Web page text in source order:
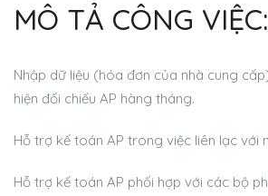
MÔ TẢ CÔNG VIỆC:
Nhập dữ liệu (hóa đơn của nhà cung
hiện đối chiếu AP hàng tháng.
Hỗ trợ kế toán AP trong việc liên lạc với
Hỗ trợ kế toán AP phối hợp với các bộ